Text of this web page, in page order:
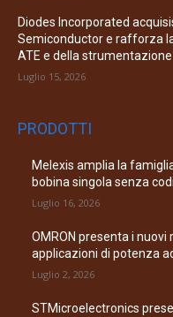
Diodes Incorporated
Semiconductor e rafforza
ATE e della strumentazione
Luglio 15, 2026
PRODOTTI
Melexis amplia la
bobina singola senza
Luglio 16, 2026
OMRON presenta i nuovi
applicazioni di potenza
Luglio 2, 2026
STMicroelectronics